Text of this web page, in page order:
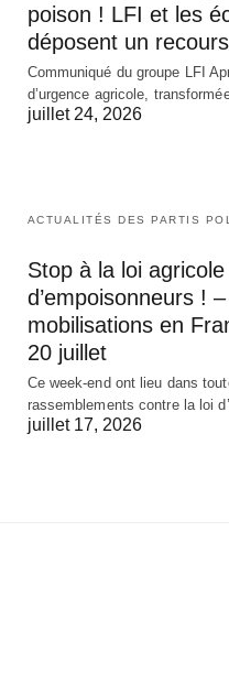
poison ! LFI et les
déposent un
Communiqué du groupe LFI
d’urgence agricole,
juillet 24, 2026
ACTUALITÉS DES PARTIS
Stop à la loi
d’empoisonneurs !
mobilisations en
20 juillet
Ce week-end ont lieu dans
rassemblements contre la loi
juillet 17, 2026